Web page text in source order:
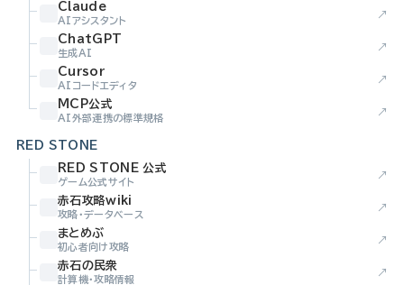
Claude
AIアシスタント
↗
ChatGPT
生成AI
↗
Cursor
AIコードエディタ
↗
MCP公式
AI外部連携の標準規格
↗
RED STONE
RED STONE 公式
ゲーム公式サイト
↗
赤石攻略wiki
攻略・データベース
↗
まとめぶ
初心者向け攻略
↗
赤石の民衆
計算機・攻略情報
↗